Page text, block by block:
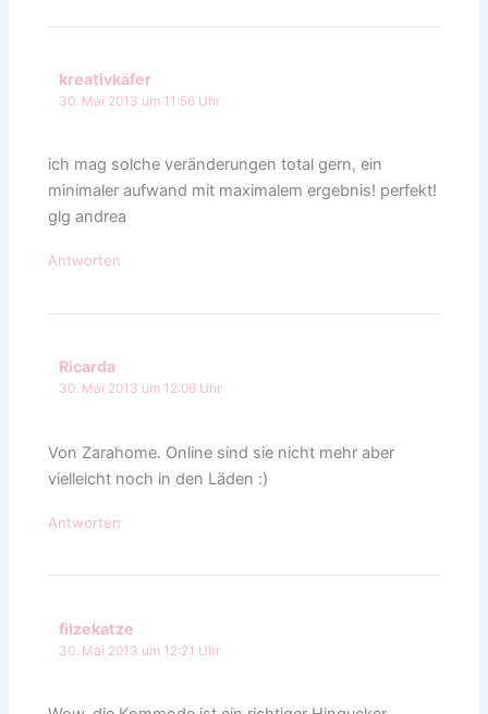
kreativkäfer
30. Mai 2013 um 11:56 Uhr
ich mag solche veränderungen total gern, ein
minimaler aufwand mit maximalem ergebnis! perfekt!
glg andrea
Antworten
Ricarda
30. Mai 2013 um 12:06 Uhr
Von Zarahome. Online sind sie nicht mehr aber
vielleicht noch in den Läden :)
Antworten
filzekatze
30. Mai 2013 um 12:21 Uhr